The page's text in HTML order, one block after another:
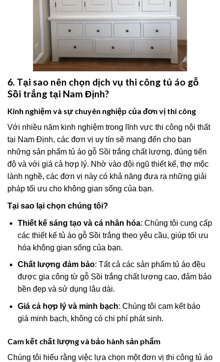
6. Tại sao nên chọn dịch vụ thi công tủ áo gỗ
Sồi trắng tại Nam Định?
Kinh nghiệm và sự chuyên nghiệp của đơn vị thi công
Với nhiều năm kinh nghiệm trong lĩnh vực thi công nội thất
tại Nam Định, các đơn vị uy tín sẽ mang đến cho bạn
những sản phẩm tủ áo gỗ Sồi trắng chất lượng, đúng tiến
độ và với giá cả hợp lý. Nhờ vào đội ngũ thiết kế, thợ mộc
lành nghề, các đơn vị này có khả năng đưa ra những giải
pháp tối ưu cho không gian sống của bạn.
Tại sao lại chọn chúng tôi?
Thiết kế sáng tạo và cá nhân hóa: Chúng tôi cung cấp
các thiết kế tủ áo gỗ Sồi trắng theo yêu cầu, giúp tối ưu
hóa không gian sống của bạn.
Chất lượng đảm bảo: Tất cả các sản phẩm tủ áo đều
được gia công từ gỗ Sồi trắng chất lượng cao, đảm bảo
bền đẹp và sử dụng lâu dài.
Giá cả hợp lý và minh bạch: Chúng tôi cam kết báo
giá minh bạch, không có chi phí phát sinh.
Cam kết chất lượng và bảo hành sản phẩm
Chúng tôi hiểu rằng việc lựa chọn một đơn vị thi công tủ áo